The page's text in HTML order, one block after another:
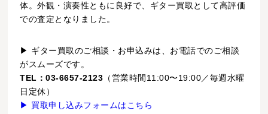
体。外観・演奏性ともに良好で、ギター買取として高評価
での査定となりました。
▶ ギター買取のご相談・お申込みは、お電話でのご相談
がスムーズです。
TEL：03-6657-2123 （営業時間11:00〜19:00／毎週水曜
日定休）
▶ 買取申し込みフォームはこちら